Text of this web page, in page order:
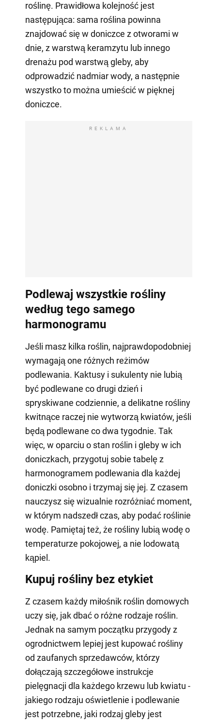
roślinę. Prawidłowa kolejność jest
następująca: sama roślina powinna
znajdować się w doniczce z otworami w
dnie, z warstwą keramzytu lub innego
drenażu pod warstwą gleby, aby
odprowadzić nadmiar wody, a następnie
wszystko to można umieścić w pięknej
doniczce.
REKLAMA
Podlewaj wszystkie rośliny
według tego samego
harmonogramu
Jeśli masz kilka roślin, najprawdopodobniej
wymagają one różnych reżimów
podlewania. Kaktusy i sukulenty nie lubią
być podlewane co drugi dzień i
spryskiwane codziennie, a delikatne rośliny
kwitnące raczej nie wytworzą kwiatów, jeśli
będą podlewane co dwa tygodnie. Tak
więc, w oparciu o stan roślin i gleby w ich
doniczkach, przygotuj sobie tabelę z
harmonogramem podlewania dla każdej
doniczki osobno i trzymaj się jej. Z czasem
nauczysz się wizualnie rozróżniać moment,
w którym nadszedł czas, aby podać roślinie
wodę. Pamiętaj też, że rośliny lubią wodę o
temperaturze pokojowej, a nie lodowatą
kąpiel.
Kupuj rośliny bez etykiet
Z czasem każdy miłośnik roślin domowych
uczy się, jak dbać o różne rodzaje roślin.
Jednak na samym początku przygody z
ogrodnictwem lepiej jest kupować rośliny
od zaufanych sprzedawców, którzy
dołączają szczegółowe instrukcje
pielęgnacji dla każdego krzewu lub kwiatu -
jakiego rodzaju oświetlenie i podlewanie
jest potrzebne, jaki rodzaj gleby jest